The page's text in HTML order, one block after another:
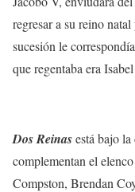
regresar a su reino
sucesión le
que regentaba era
Dos Reinasestá bajo
complementan el
Compston, Brendan